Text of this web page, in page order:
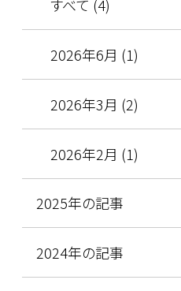
すべて (4)
2026年6月 (1)
2026年3月 (2)
2026年2月 (1)
2025年の記事
2024年の記事